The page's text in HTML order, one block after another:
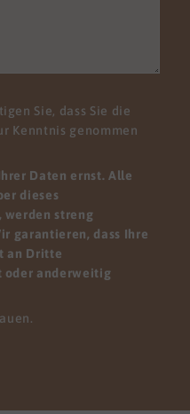
Sie, dass Sie die
Kenntnis genommen
Daten ernst. Alle
dieses
werden streng
garantieren, dass Ihre
an Dritte
oder anderweitig